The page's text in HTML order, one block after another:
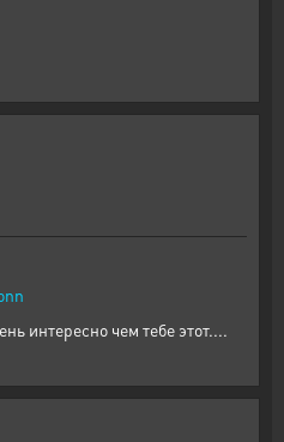
интересно чем тебе этот....